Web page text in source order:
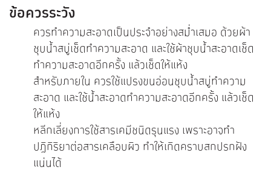
ข้อควรระวัง
ควรทำความสะอาดเป็นประจำอย่างสม่ำเสมอ ด้วยผ้า
ชุบน้ำสบู่เช็ดทำความสะอาด และใช้ผ้าชุบน้ำสะอาดเช็ด
ทำความสะอาดอีกครั้ง แล้วเช็ดให้แห้ง
สำหรับภายใน ควรใช้แปรงขนอ่อนชุบน้ำสบู่ทำความ
สะอาด และใช้น้ำสะอาดทำความสะอาดอีกครั้ง แล้วเช็ด
ให้แห้ง
หลีกเลี่ยงการใช้สารเคมีชนิดรุนแรง เพราะอาจทำ
ปฏิกิริยาต่อสารเคลือบผิว ทำให้เกิดคราบสกปรกฝัง
แน่นได้